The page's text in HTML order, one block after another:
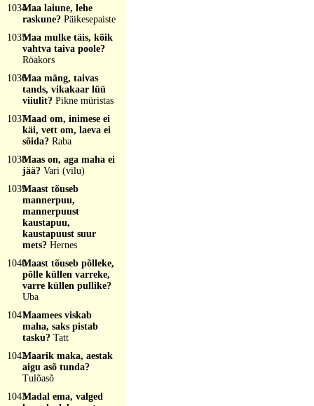
1034Maa laiune, lehe
raskune? Päikesepaiste
1035Maa mulke täis, kõik
vahtva taiva poole?
Röakors
1036Maa mäng, taivas
tands, vikakaar lüü
viiulit? Pikne müristas
1037Maad om, inimese ei
käi, vett om, laeva ei
sõida? Raba
1038Maas on, aga maha ei
jää? Vari (vilu)
1039Maast tõuseb
mannerpuu,
mannerpuust
kaustapuu,
kaustapuust suur
mets? Hernes
1040Maast tõuseb põlleke,
põlle küllen varreke,
varre küllen pullike?
Uba
1041Maamees viskab
maha, saks pistab
tasku? Tatt
1042Maarik maka, aestak
aigu asõ tunda?
Tulõasõ
1043Madal ema, valged